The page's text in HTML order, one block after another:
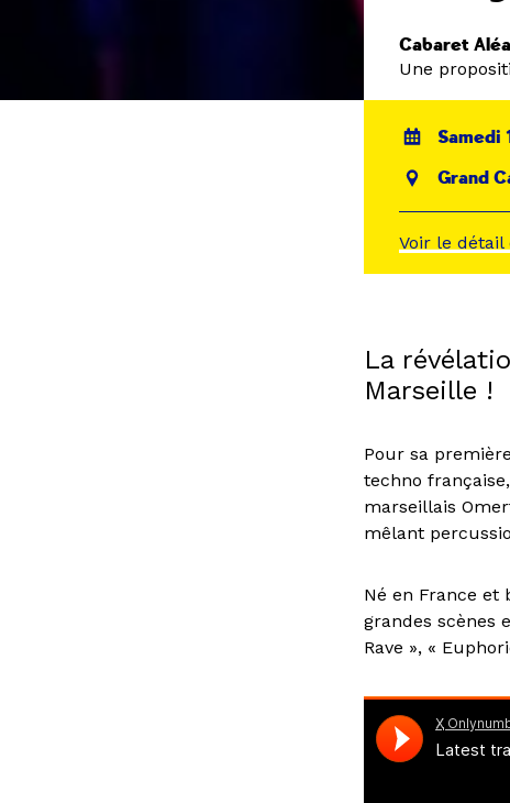
Cabaret
Une
Samedi
Grand
Voir le
La
Marseille !
Pour sa
techno
marseillais
mêlant
Né en France et
grandes scènes
Rave », «